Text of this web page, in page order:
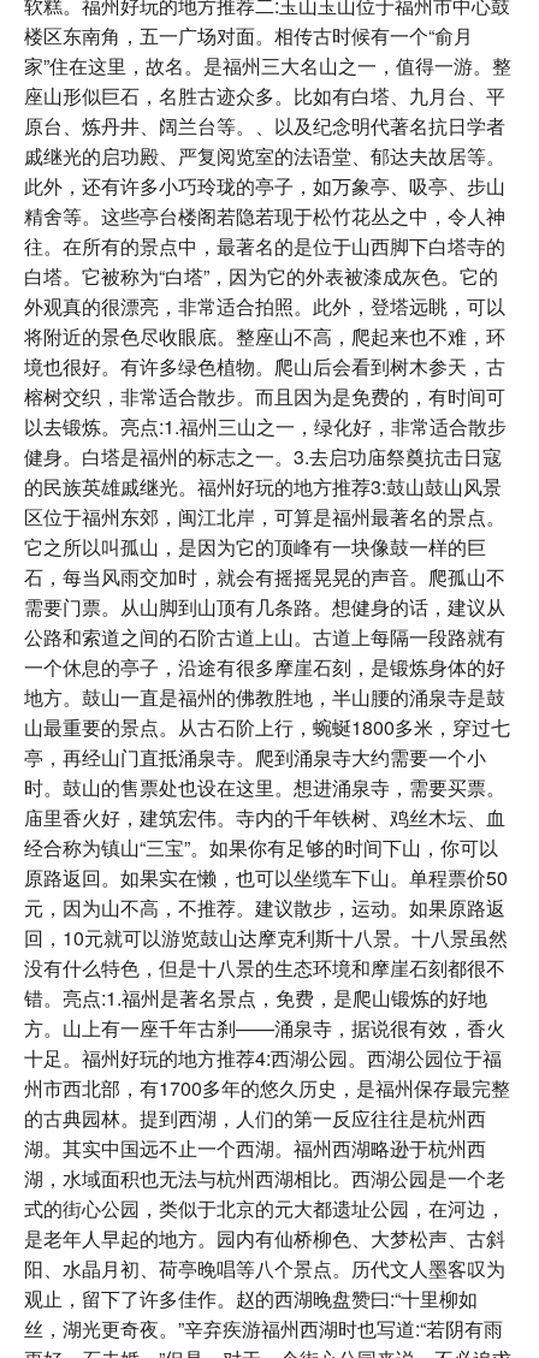
楼区东南角，五一广场对面。相传古时候有一个“俞月
家”住在这里，故名。是福州三大名山之一，值得一游。整
座山形似巨石，名胜古迹众多。比如有白塔、九月台、平
原台、炼丹井、阔兰台等。、以及纪念明代著名抗日学者
戚继光的启功殿、严复阅览室的法语堂、郁达夫故居等。
此外，还有许多小巧玲珑的亭子，如万象亭、吸亭、步山
精舍等。这些亭台楼阁若隐若现于松竹花丛之中，令人神
往。在所有的景点中，最著名的是位于山西脚下白塔寺的
白塔。它被称为“白塔”，因为它的外表被漆成灰色。它的
外观真的很漂亮，非常适合拍照。此外，登塔远眺，可以
将附近的景色尽收眼底。整座山不高，爬起来也不难，环
境也很好。有许多绿色植物。爬山后会看到树木参天，古
榕树交织，非常适合散步。而且因为是免费的，有时间可
以去锻炼。亮点:1.福州三山之一，绿化好，非常适合散步
健身。白塔是福州的标志之一。3.去启功庙祭奠抗击日寇
的民族英雄戚继光。福州好玩的地方推荐3:鼓山鼓山风景
区位于福州东郊，闽江北岸，可算是福州最著名的景点。
它之所以叫孤山，是因为它的顶峰有一块像鼓一样的巨
石，每当风雨交加时，就会有摇摇晃晃的声音。爬孤山不
需要门票。从山脚到山顶有几条路。想健身的话，建议从
公路和索道之间的石阶古道上山。古道上每隔一段路就有
一个休息的亭子，沿途有很多摩崖石刻，是锻炼身体的好
地方。鼓山一直是福州的佛教胜地，半山腰的涌泉寺是鼓
山最重要的景点。从古石阶上行，蜿蜒1800多米，穿过七
亭，再经山门直抵涌泉寺。爬到涌泉寺大约需要一个小
时。鼓山的售票处也设在这里。想进涌泉寺，需要买票。
庙里香火好，建筑宏伟。寺内的千年铁树、鸡丝木坛、血
经合称为镇山“三宝”。如果你有足够的时间下山，你可以
原路返回。如果实在懒，也可以坐缆车下山。单程票价50
元，因为山不高，不推荐。建议散步，运动。如果原路返
回，10元就可以游览鼓山达摩克利斯十八景。十八景虽然
没有什么特色，但是十八景的生态环境和摩崖石刻都很不
错。亮点:1.福州是著名景点，免费，是爬山锻炼的好地
方。山上有一座千年古刹——涌泉寺，据说很有效，香火
十足。福州好玩的地方推荐4:西湖公园。西湖公园位于福
州市西北部，有1700多年的悠久历史，是福州保存最完整
的古典园林。提到西湖，人们的第一反应往往是杭州西
湖。其实中国远不止一个西湖。福州西湖略逊于杭州西
湖，水域面积也无法与杭州西湖相比。西湖公园是一个老
式的街心公园，类似于北京的元大都遗址公园，在河边，
是老年人早起的地方。园内有仙桥柳色、大梦松声、古斜
阳、水晶月初、荷亭晚唱等八个景点。历代文人墨客叹为
观止，留下了许多佳作。赵的西湖晚盘赞曰:“十里柳如
丝，湖光更奇夜。”辛弃疾游福州西湖时也写道:“若阴有雨